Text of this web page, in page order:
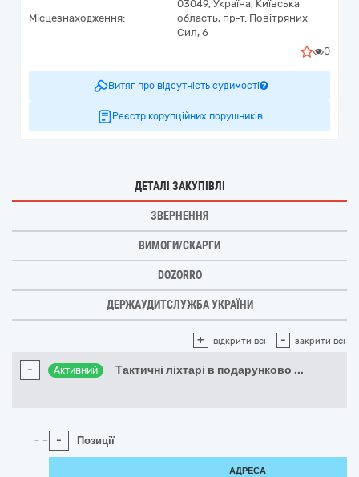
Місцезнаходження:
03049, Україна, Київська
область, пр-т. Повітряних
Сил, 6
0
Витяг про відсутність судимості
Реєстр корупційних порушників
ДЕТАЛІ ЗАКУПІВЛІ
ЗВЕРНЕННЯ
ВИМОГИ/СКАРГИ
DOZORRO
ДЕРЖАУДИТСЛУЖБА УКРАЇНИ
+ відкрити всі - закрити всі
- Активний Тактичні ліхтарі в подарунково ...
- Позиції
АДРЕСА